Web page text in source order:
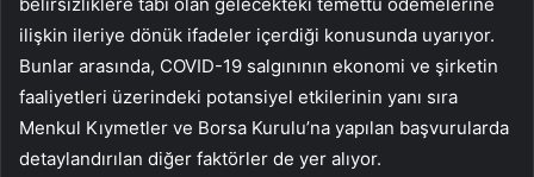
ilişkin ileriye dönük ifadeler içerdiği konusunda uyarıyor.
Bunlar arasında, COVID-19 salgınının ekonomi ve şirketin
faaliyetleri üzerindeki potansiyel etkilerinin yanı sıra
Menkul Kıymetler ve Borsa Kurulu’na yapılan başvurularda
detaylandırılan diğer faktörler de yer alıyor.